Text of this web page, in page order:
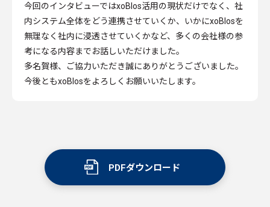
今回のインタビューではxoBlos活用の現状だけでなく、社
内システム全体をどう連携させていくか、いかにxoBlosを
無理なく社内に浸透させていくかなど、多くの会社様の参
考になる内容までお話しいただけました。
多名賀様、ご協力いただき誠にありがとうございました。
今後ともxoBlosをよろしくお願いいたします。
PDFダウンロード